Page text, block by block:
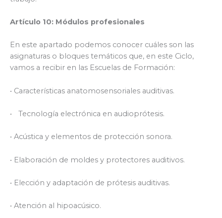
Artículo 10: Módulos profesionales
En este apartado podemos conocer cuáles son las
asignaturas o bloques temáticos que, en este Ciclo,
vamos a recibir en las Escuelas de Formación:
• Características anatomosensoriales auditivas.
• Tecnología electrónica en audioprótesis.
• Acústica y elementos de protección sonora.
• Elaboración de moldes y protectores auditivos.
• Elección y adaptación de prótesis auditivas.
• Atención al hipoacúsico.